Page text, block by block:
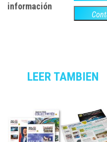
información
LEER TAMBIEN